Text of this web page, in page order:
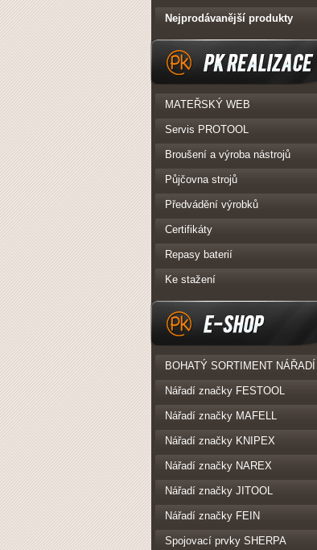
Nejprodávanější produkty
PK Realizace
MATEŘSKÝ WEB
Servis PROTOOL
Broušení a výroba nástrojů
Půjčovna strojů
Předvádění výrobků
Certifikáty
Repasy baterií
Ke stažení
eshop
BOHATÝ SORTIMENT NÁŘADÍ
Nářadí značky FESTOOL
Nářadí značky MAFELL
Nářadí značky KNIPEX
Nářadí značky NAREX
Nářadí značky JITOOL
Nářadí značky FEIN
Spojovací prvky SHERPA